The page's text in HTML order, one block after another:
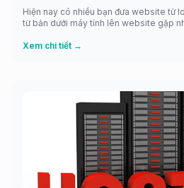
Hiện nay có nhiều bạn đưa website từ
từ bản dưới máy tính lên website gặp
hợp để website hoạt động,… và các
Xem chi tiết →